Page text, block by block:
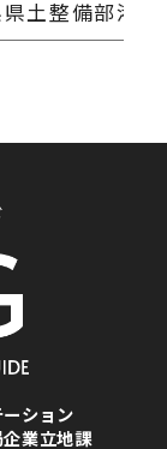
県土整備部港
ション
業立地課